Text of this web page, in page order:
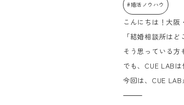
#婚活ノウハウ
こんにちは！大
「結婚相談所はど
そう思っている方
でも、CUE LABは
今回は、CUE
⸻